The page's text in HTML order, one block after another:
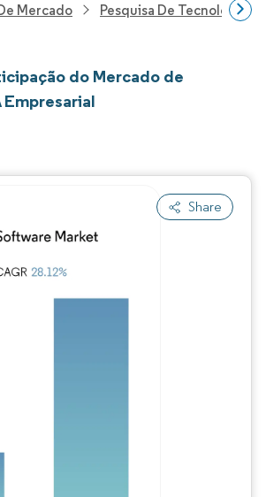
Mercado Pesquisa De Tecnologia,
do Mercado de
Empresarial
Share